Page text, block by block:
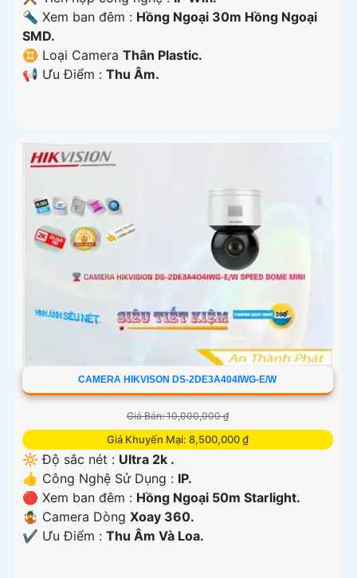
🔦 Xem ban đêm : Hồng Ngoại 30m Hồng Ngoại
SMD.
♊ Loại Camera Thân Plastic.
️📢 Ưu Điểm : Thu Âm.
CAMERA HIKVISON DS-2DE3A404IWG-E/W
Giá Bán: 10,000,000 ₫
Giá Khuyến Mại: 8,500,000 ₫
🔆 Độ sắc nét : Ultra 2k .
👍 Công Nghệ Sử Dụng : IP.
🔴 Xem ban đêm : Hồng Ngoại 50m Starlight.
🤹 Camera Dòng Xoay 360.
️✔️ Ưu Điểm : Thu Âm Và Loa.